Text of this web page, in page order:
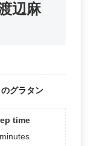
辺麻
グラタン
time
minutes